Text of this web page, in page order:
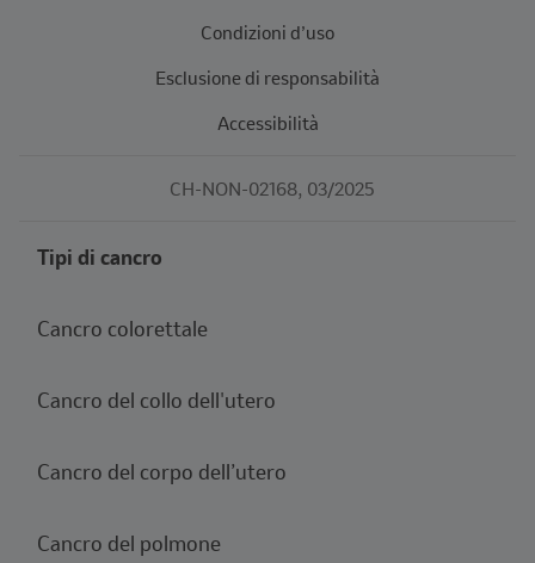
Condizioni d’uso
Esclusione di responsabilità
Accessibilità
CH-NON-02168, 03/2025
Tipi di cancro
Cancro colorettale
Cancro del collo dell'utero
Cancro del corpo dell’utero
Cancro del polmone